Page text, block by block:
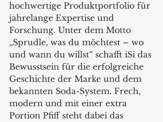
hochwertige Produktportfolio für
jahrelange Expertise und
Forschung. Unter dem Motto
„Sprudle, was du möchtest – wo
und wann du willst“ schafft iSi das
Bewusstsein für die erfolgreiche
Geschichte der Marke und dem
bekannten Soda-System. Frech,
modern und mit einer extra
Portion Pfiff steht dabei das